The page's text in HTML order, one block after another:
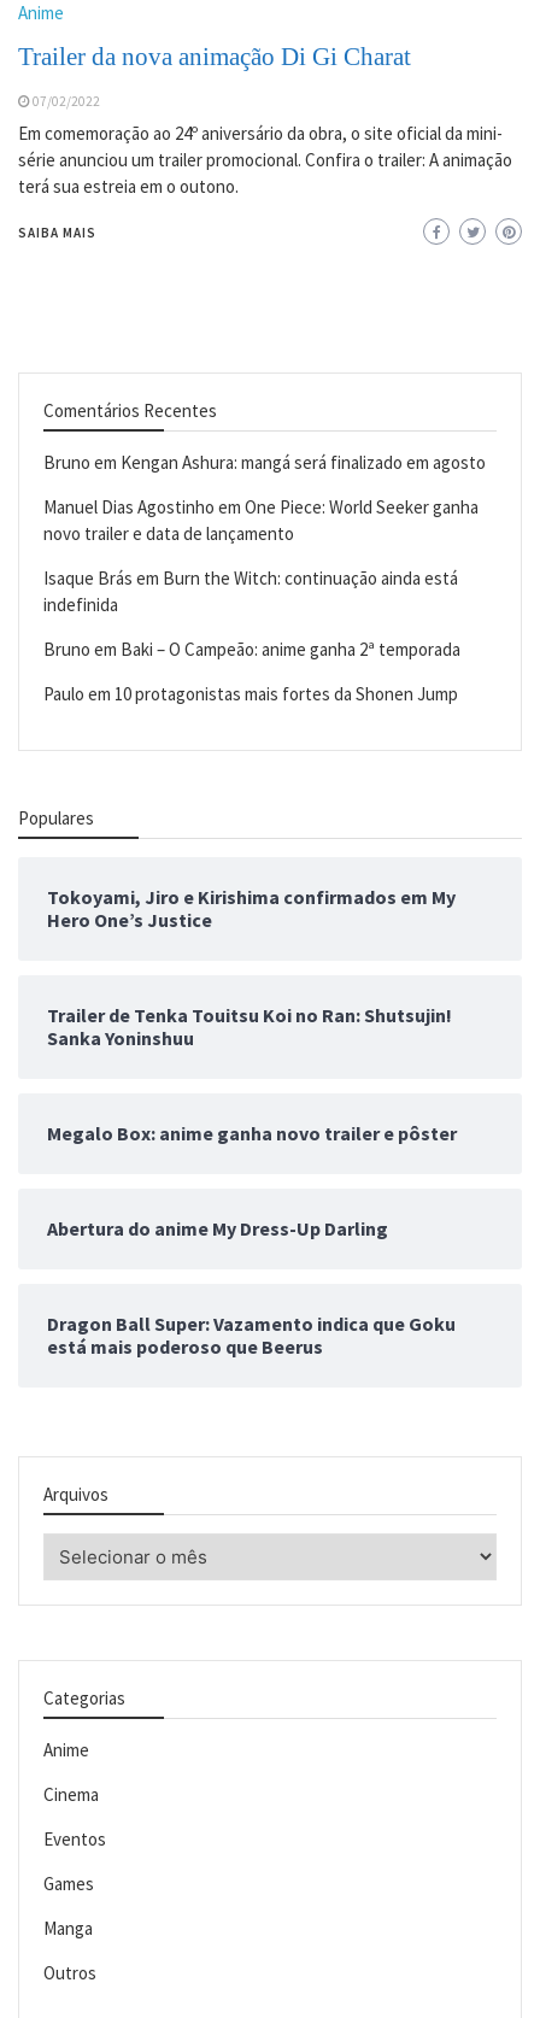
Anime
Trailer da nova animação Di Gi Charat
07/02/2022
Em comemoração ao 24º aniversário da obra, o site oficial da mini-
série anunciou um trailer promocional. Confira o trailer: A animação
terá sua estreia em o outono.
SAIBA MAIS
Comentários Recentes
Bruno em Kengan Ashura: mangá será finalizado em agosto
Manuel Dias Agostinho em One Piece: World Seeker ganha
novo trailer e data de lançamento
Isaque Brás em Burn the Witch: continuação ainda está
indefinida
Bruno em Baki – O Campeão: anime ganha 2ª temporada
Paulo em 10 protagonistas mais fortes da Shonen Jump
Populares
Tokoyami, Jiro e Kirishima confirmados em My
Hero One’s Justice
Trailer de Tenka Touitsu Koi no Ran: Shutsujin!
Sanka Yoninshuu
Megalo Box: anime ganha novo trailer e pôster
Abertura do anime My Dress-Up Darling
Dragon Ball Super: Vazamento indica que Goku
está mais poderoso que Beerus
Arquivos
Arquivos
Categorias
Anime
Cinema
Eventos
Games
Manga
Outros